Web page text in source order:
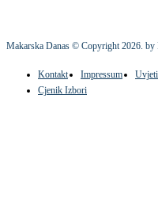
Makarska Danas © Copyright2026. by
Kontakt Impressum
Cjenik Izbori